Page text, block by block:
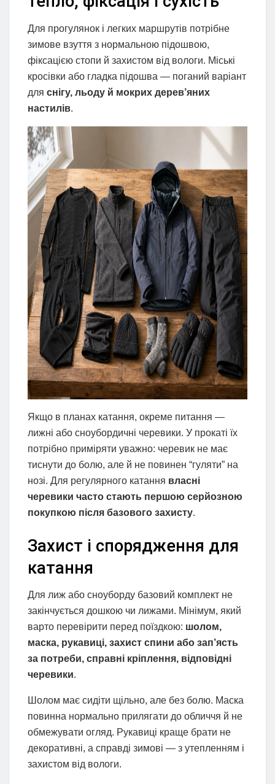
Для прогулянок і легких маршрутів потрібне
зимове взуття з нормальною підошвою,
фіксацією стопи й захистом від вологи. Міські
кросівки або гладка підошва — поганий варіант
для снігу, льоду й мокрих дерев’яних
настилів.
Якщо в планах катання, окреме питання —
лижні або сноубордичні черевики. У прокаті їх
потрібно приміряти уважно: черевик не має
тиснути до болю, але й не повинен “гуляти” на
нозі. Для регулярного катання власні
черевики часто стають першою серйозною
покупкою після базового захисту.
Захист і спорядження для
катання
Для лиж або сноуборду базовий комплект не
закінчується дошкою чи лижами. Мінімум, який
варто перевірити перед поїздкою: шолом,
маска, рукавиці, захист спини або зап’ясть
за потреби, справні кріплення, відповідні
черевики.
Шолом має сидіти щільно, але без болю. Маска
повинна нормально прилягати до обличчя й не
обмежувати огляд. Рукавиці краще брати не
декоративні, а справді зимові — з утепленням і
захистом від вологи.